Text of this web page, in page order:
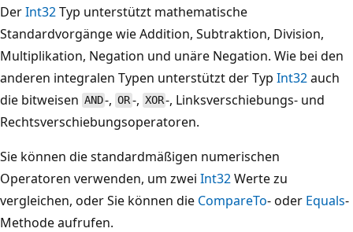
DerInt32Typ unterstützt mathematische
Standardvorgänge wie Addition, Subtraktion, Division,
Multiplikation, Negation und unäre Negation. Wie bei den
anderen integralen Typen unterstützt der Typ Int32auch
die bitweisen AND-,OR-, XOR-, Linksverschiebungs- und
Rechtsverschiebungsoperatoren.
Sie können die standardmäßigen numerischen
Operatoren verwenden, um zwei Int32Werte zu
vergleichen, oder Sie können die CompareTo- oder Equals-
Methode aufrufen.